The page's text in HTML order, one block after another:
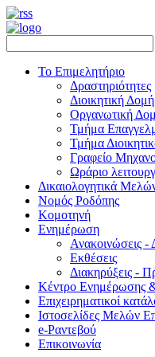
Το Επιμελητήριο
Δραστηριότητες
Διοικητική Δομή
Οργανωτική
Τμήμα
Τμήμα
Γραφείο
Ωράριο
Δικαιολογητικά
Νομός Ροδόπης
Κομοτηνή
Ενημέρωση
Ανακοινώσεις -
Εκθέσεις
Διακηρύξεις -
Κέντρο Ενημέρωσης
Επιχειρηματικοί
Ιστοσελίδες Μελών
e-Ραντεβού
Επικοινωνία